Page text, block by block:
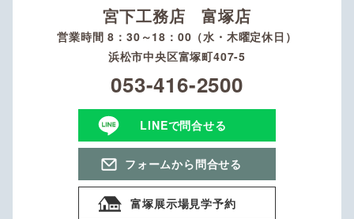
宮下工務店 富塚店
営業時間 8：30～18：00（水・木曜定休日）
浜松市中央区富塚町407-5
053-416-2500
LINEで問合せる
フォームから問合せる
富塚展示場見学予約